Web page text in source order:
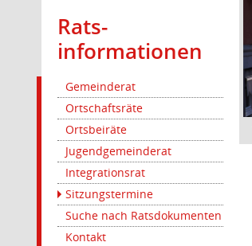
Rats­
informationen
Gemeinderat
Ortschaftsräte
Ortsbeiräte
Jugendgemeinderat
Integrationsrat
Sitzungstermine
Suche nach Ratsdokumenten
Kontakt